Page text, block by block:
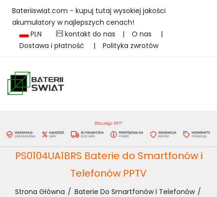
Bateriiswiat.com - kupuj tutaj wysokiej jakości
akumulatory w najlepszych cenach!
PLN
kontakt do nas | O nas
|
Dostawa i płatność
| Polityka zwrotów
PS0104UA1BRS Baterie do Smartfonów i
Telefonów PPTV
Strona Główna
Baterie Do Smartfonów I Telefonów